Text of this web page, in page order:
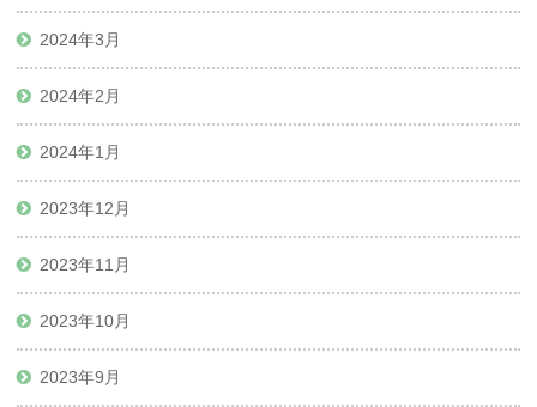
2024年3月
2024年2月
2024年1月
2023年12月
2023年11月
2023年10月
2023年9月